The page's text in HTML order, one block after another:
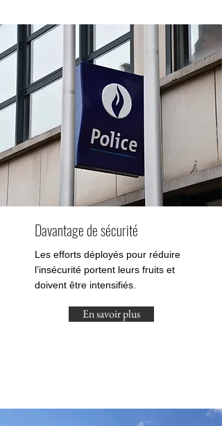
Davantage de sécurité
Les efforts déployés pour réduire
l’insécurité portent leurs fruits et
doivent être intensifiés.
En savoir plus